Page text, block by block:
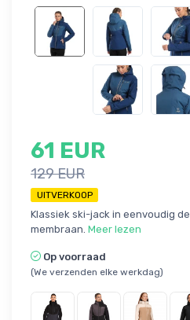
61 EUR
129 EUR
UITVERKOOP
Klassiek ski-jack in eenvoudig
membraan. Meer lezen
Op voorraad
(We verzenden elke werkdag)